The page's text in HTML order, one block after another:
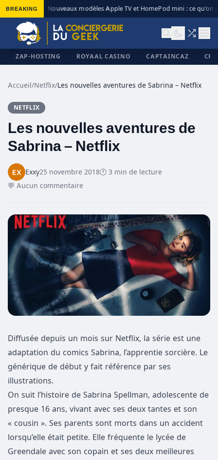
BREAKING Nouveaux modèles Apple TV et HomePod mini : ce qu’on
ZAP-HOSTING ROYAAL CASINO CAPTAINCAZ
Accueil/Netflix/Les nouvelles aventures de Sabrina – Netflix
NETFLIX
Les nouvelles aventures de
Sabrina – Netflix
Exxy25 novembre 2018🕐 3 min de lecture
💬 Aucun commentaire
Diffusée depuis un mois sur Netflix, la série est une
adaptation du comics Sabrina, l’apprentie sorcière. Le
générique de début y fait référence par ses
illustrations.
On suit l’histoire de Sabrina Spellman, adolescente de
presque 16 ans, vivant avec ses deux tantes et son
« cousin ». Ses parents sont morts dans un accident
lorsqu’elle était petite. Elle fréquente le lycée de
Greendale avec son copain et ses deux meilleures